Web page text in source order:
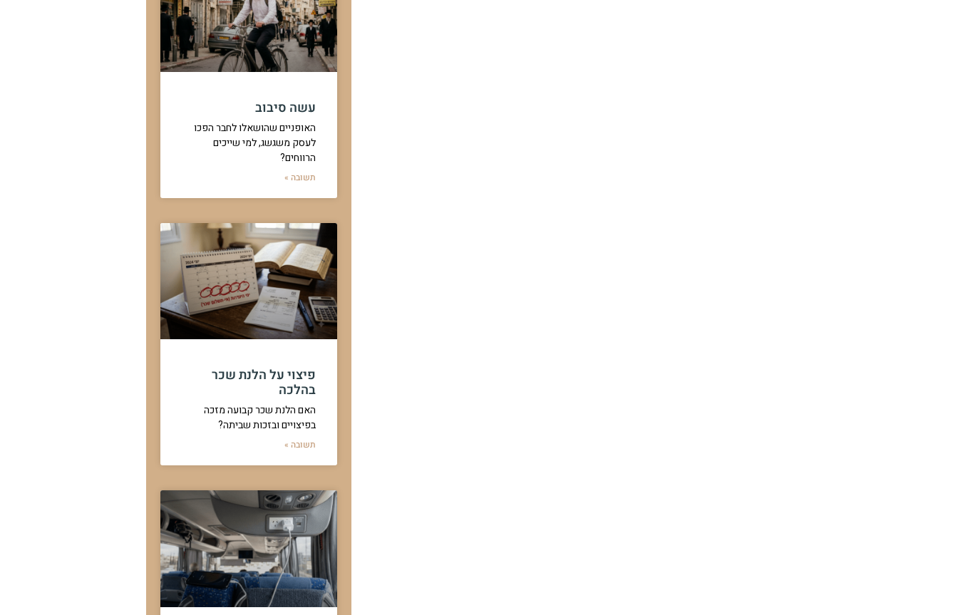
עשה סיבוב
האופניים שהושאלו לחבר הפכו
לעסק משגשג, למי שייכים
הרווחים?
תשובה »
פיצוי על הלנת שכר
בהלכה
האם הלנת שכר קבועה מזכה
בפיצויים ובזכות שביתה?
תשובה »